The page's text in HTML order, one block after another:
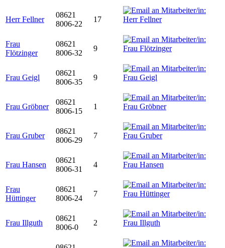
Herr Fellner
08621
8006-22
17
Frau
Flötzinger
08621
8006-32
9
Frau Geigl
08621
8006-35
9
Frau Gröbner
08621
8006-15
1
Frau Gruber
08621
8006-29
7
Frau Hansen
08621
8006-31
4
Frau
Hüttinger
08621
8006-24
7
Frau Illguth
08621
8006-0
2